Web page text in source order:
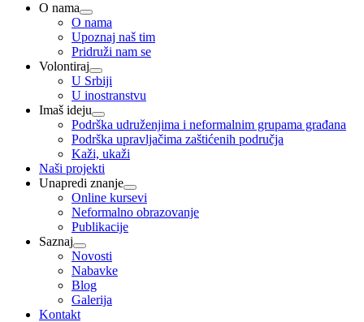
O nama
O nama
Upoznaj naš tim
Pridruži nam se
Volontiraj
U Srbiji
U inostranstvu
Imaš ideju
Podrška udruženjima i neformalnim grupama građana
Podrška upravljačima zaštićenih područja
Kaži, ukaži
Naši projekti
Unapredi znanje
Online kursevi
Neformalno obrazovanje
Publikacije
Saznaj
Novosti
Nabavke
Blog
Galerija
Kontakt